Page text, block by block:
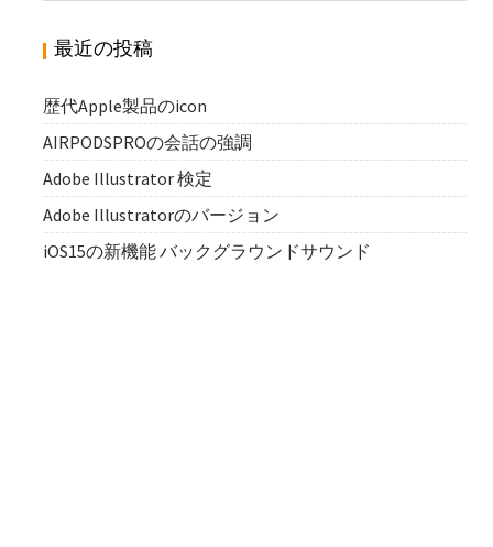
最近の投稿
歴代Apple製品のicon
AIRPODSPROの会話の強調
Adobe Illustrator 検定
Adobe Illustratorのバージョン
iOS15の新機能 バックグラウンドサウンド